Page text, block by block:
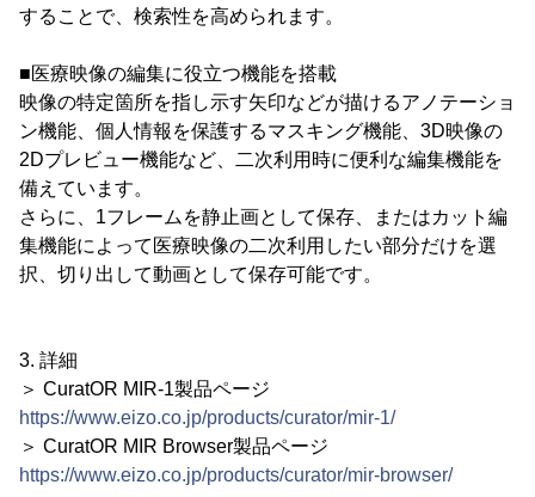
することで、検索性を高められます。
■医療映像の編集に役立つ機能を搭載
映像の特定箇所を指し示す矢印などが描けるアノテーショ
ン機能、個人情報を保護するマスキング機能、3D映像の
2Dプレビュー機能など、二次利用時に便利な編集機能を
備えています。
さらに、1フレームを静止画として保存、またはカット編
集機能によって医療映像の二次利用したい部分だけを選
択、切り出して動画として保存可能です。
3. 詳細
＞ CuratOR MIR-1製品ページ
https://www.eizo.co.jp/products/curator/mir-1/
＞ CuratOR MIR Browser製品ページ
https://www.eizo.co.jp/products/curator/mir-browser/